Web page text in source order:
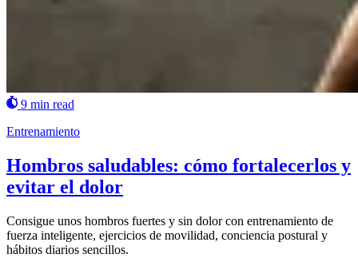
9 min read
Entrenamiento
Hombros saludables: cómo fortalecerlos y
evitar el dolor
Consigue unos hombros fuertes y sin dolor con entrenamiento de
fuerza inteligente, ejercicios de movilidad, conciencia postural y
hábitos diarios sencillos.